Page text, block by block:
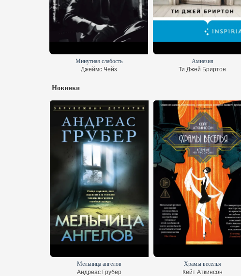
Минутная слабость
Джеймс Чейз
Амнезия
Ти Джей Бриртон
Новинки
Мельница ангелов
Андреас Грубер
Храмы веселья
Кейт Аткинсон